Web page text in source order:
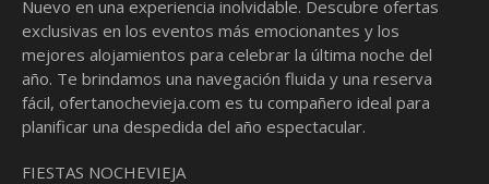
Nuevo en una experiencia inolvidable. Descubre ofertas
exclusivas en los eventos más emocionantes y los
mejores alojamientos para celebrar la última noche del
año. Te brindamos una navegación fluida y una reserva
fácil,ofertanochevieja.com es tu compañero ideal para
planificar una despedida del año espectacular.
FIESTAS NOCHEVIEJA